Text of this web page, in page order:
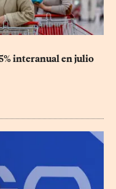
interanual en julio